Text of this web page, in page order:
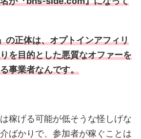
正体は、オプトインアフィリ
を目的とした悪質なオファーを
事業者なんです。
稼げる可能が低そうな怪しげな
ばかりで、参加者が稼ぐことは